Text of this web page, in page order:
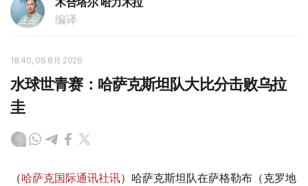
木合塔尔 哈力木拉
编译
18:40, 06 8月 2026
水球世青赛：哈萨克斯坦队大比分击败乌拉
圭
（哈萨克国际通讯社讯）哈萨克斯坦队在萨格勒布（克罗地